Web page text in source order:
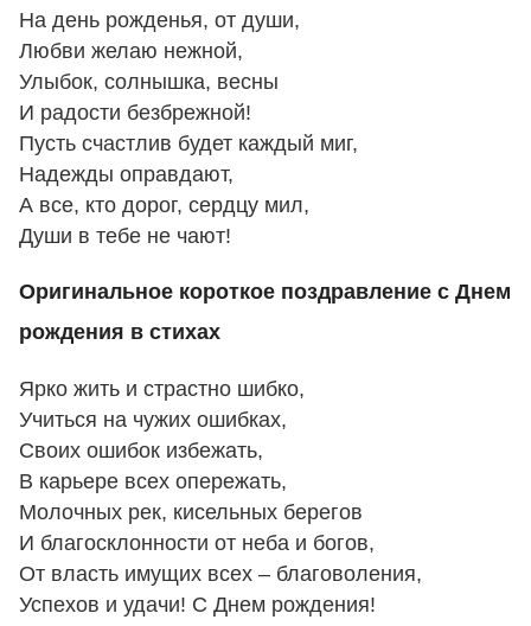
На день рожденья, от души,
Любви желаю нежной,
Улыбок, солнышка, весны
И радости безбрежной!
Пусть счастлив будет каждый миг,
Надежды оправдают,
А все, кто дорог, сердцу мил,
Души в тебе не чают!
Оригинальное короткое поздравление с Днем
рождения в стихах
Ярко жить и страстно шибко,
Учиться на чужих ошибках,
Своих ошибок избежать,
В карьере всех опережать,
Молочных рек, кисельных берегов
И благосклонности от неба и богов,
От власть имущих всех – благоволения,
Успехов и удачи! С Днем рождения!